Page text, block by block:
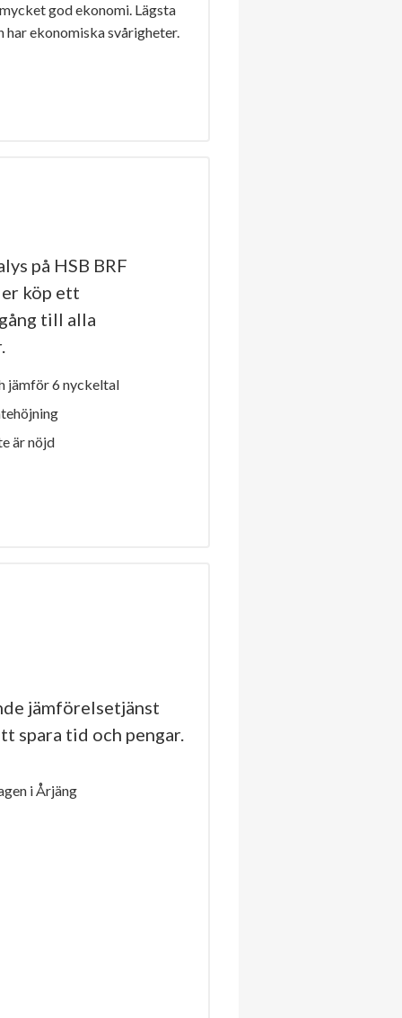
god ekonomi. Lägsta
ekonomiska svårigheter.
på HSB BRF
köp ett
till alla
jämför 6 nyckeltal
är nöjd
jämförelsetjänst
spara tid och pengar.
i Årjäng